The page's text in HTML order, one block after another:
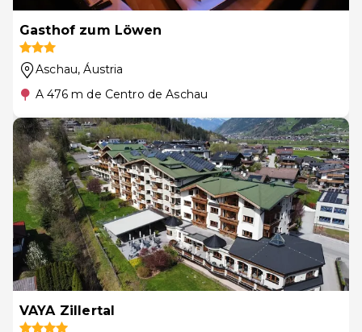
Gasthof zum Löwen
Aschau, Áustria
A 476 m de Centro de Aschau
VAYA Zillertal